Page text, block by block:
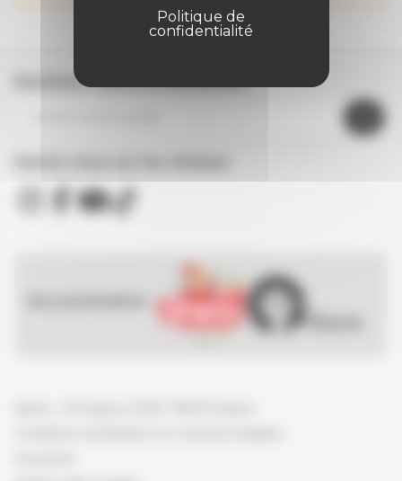
Politique de
confidentialité
Inscrivez-vous à la newsletter